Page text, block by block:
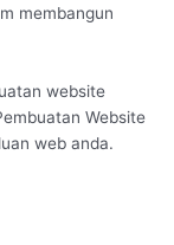
membangun
website
Website
web anda.